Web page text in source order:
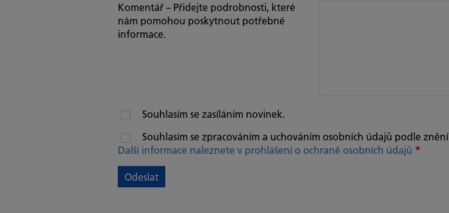
Komentář – Přidejte podrobnosti, které
nám pomohou poskytnout potřebné
informace.
Souhlasím se zasíláním novinek.
Souhlasím se zpracováním a uchováním osobních údajů podle znění
Další informace naleznete v prohlášení o ochraně osobních údajů *